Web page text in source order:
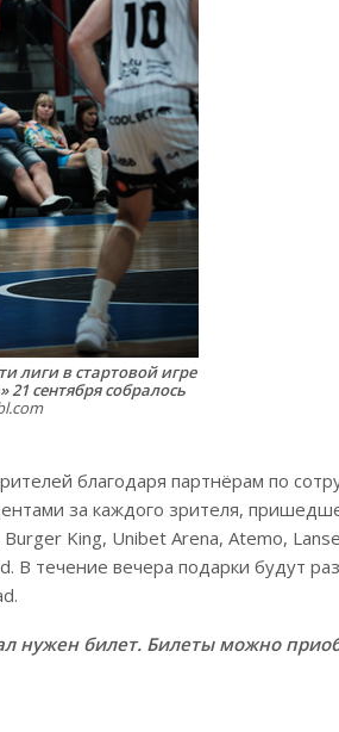
лиги в стартовой игре
сентября собралось
благодаря партнёрам по
за каждого зрителя,
King, Unibet Arena, Atemo,
В течение вечера подарки будут
нужен билет. Билеты можно